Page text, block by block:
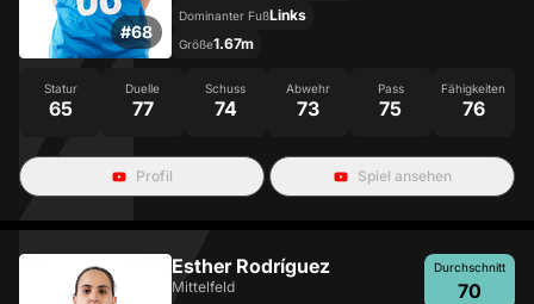
#68
Dominanter FußLinks
Größe1.67m
Statur
65
Duelle
77
Schuss
74
Abwehr
73
Pass
75
Fähigkeiten
76
Profil Spiel ansehen
Esther Rodríguez
Mittelfeld
Durchschnitt
70